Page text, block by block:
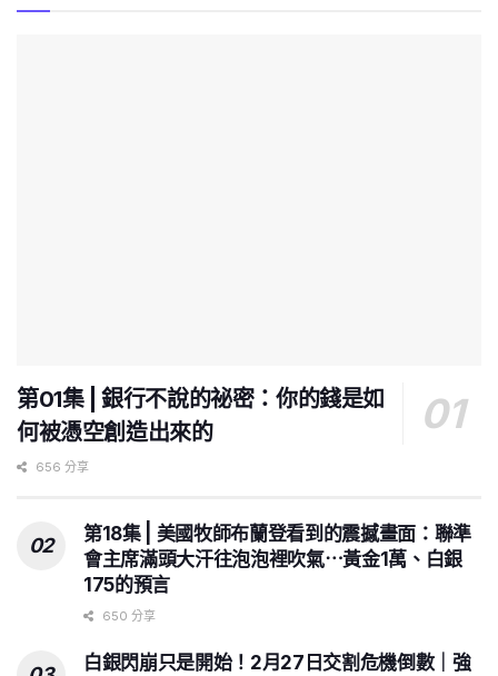
第01集 | 銀行不說的祕密：你的錢是如
何被憑空創造出來的
656 分享
第18集 | 美國牧師布蘭登看到的震撼畫面：聯準
會主席滿頭大汗往泡泡裡吹氣⋯黃金1萬、白銀
175的預言
650 分享
白銀閃崩只是開始！2月27日交割危機倒數｜強